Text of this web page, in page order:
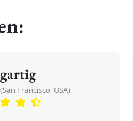
Francisco, USA)